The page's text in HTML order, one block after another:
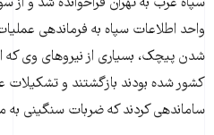
واحد اطلاعات سپاه به فرماندهی
شدن پیچک، بسیاری از نیروهای وی که
کشور شده بودند بازگشتند و تشکیلات
ساماندهی کردند که ضربات سنگینی